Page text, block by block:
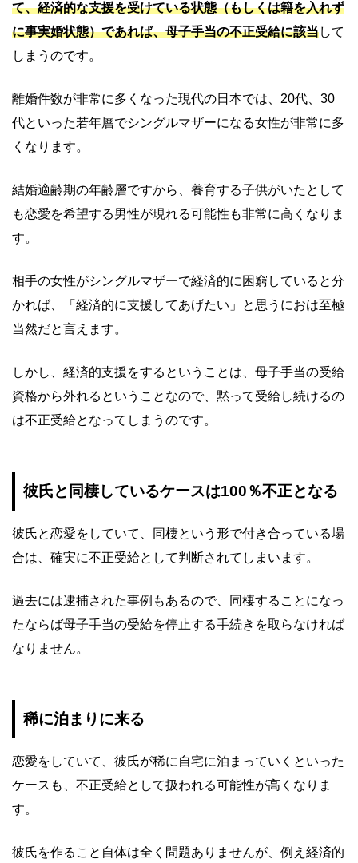
て、経済的な支援を受けている状態（もしくは籍を入れず
に事実婚状態）であれば、母子手当の不正受給に該当して
しまうのです。
離婚件数が非常に多くなった現代の日本では、20代、30
代といった若年層でシングルマザーになる女性が非常に多
くなります。
結婚適齢期の年齢層ですから、養育する子供がいたとして
も恋愛を希望する男性が現れる可能性も非常に高くなりま
す。
相手の女性がシングルマザーで経済的に困窮していると分
かれば、「経済的に支援してあげたい」と思うにおは至極
当然だと言えます。
しかし、経済的支援をするということは、母子手当の受給
資格から外れるということなので、黙って受給し続けるの
は不正受給となってしまうのです。
彼氏と同棲しているケースは100％不正となる
彼氏と恋愛をしていて、同棲という形で付き合っている場
合は、確実に不正受給として判断されてしまいます。
過去には逮捕された事例もあるので、同棲することになっ
たならば母子手当の受給を停止する手続きを取らなければ
なりません。
稀に泊まりに来る
恋愛をしていて、彼氏が稀に自宅に泊まっていくといった
ケースも、不正受給として扱われる可能性が高くなりま
す。
彼氏を作ること自体は全く問題ありませんが、例え経済的